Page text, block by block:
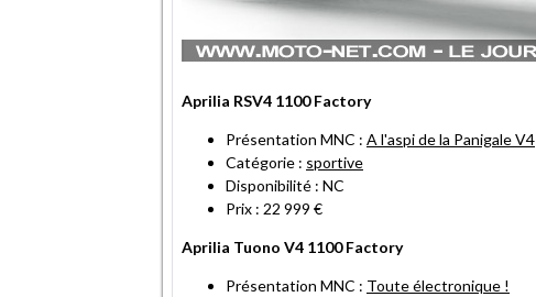
Aprilia RSV4 1100 Factory
Présentation MNC : A l'aspi de la Panigale V4
Catégorie : sportive
Disponibilité : NC
Prix : 22 999 €
Aprilia Tuono V4 1100 Factory
Présentation MNC : Toute électronique !